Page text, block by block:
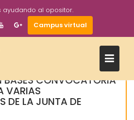
ayudando al opositor.
Campus virtual
CONVOCATORIA
VARIAS
DE LA JUNTA DE